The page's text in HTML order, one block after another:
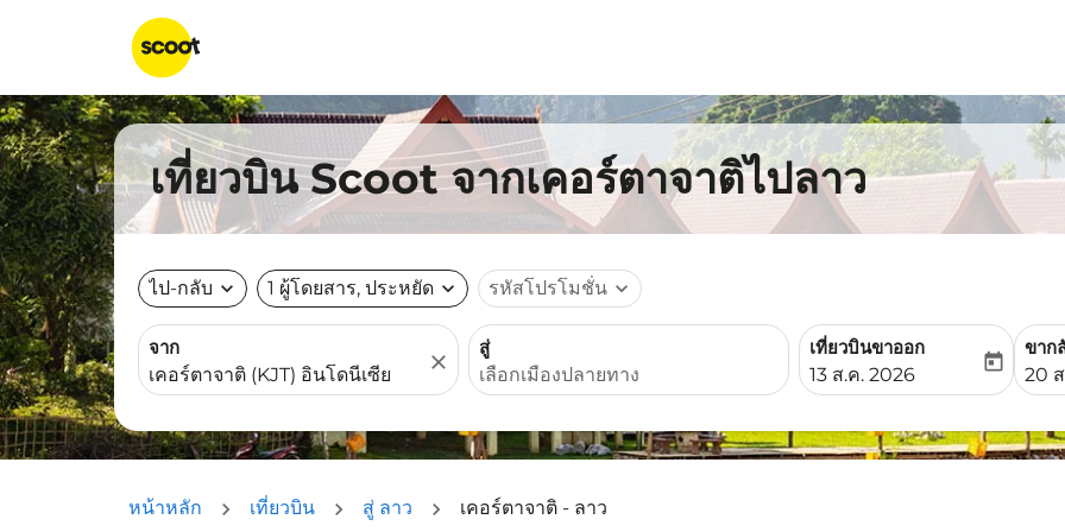
เที่ยวบิน Scoot จากเคอร์ตาจาติไปลาว
ไป-กลับ expand_more 1 ผู้โดยสาร, ประหยัด expand_more รหัสโปรโมชั่น expand_more
จาก
close
สู่
เที่ยวบินขาออก
fc-booking-departure-
13 ส.ค. 2026
today
ขาก
fc-
20
หน้าหลัก เที่ยวบิน สู่ ลาว เคอร์ตาจาติ - ลาว